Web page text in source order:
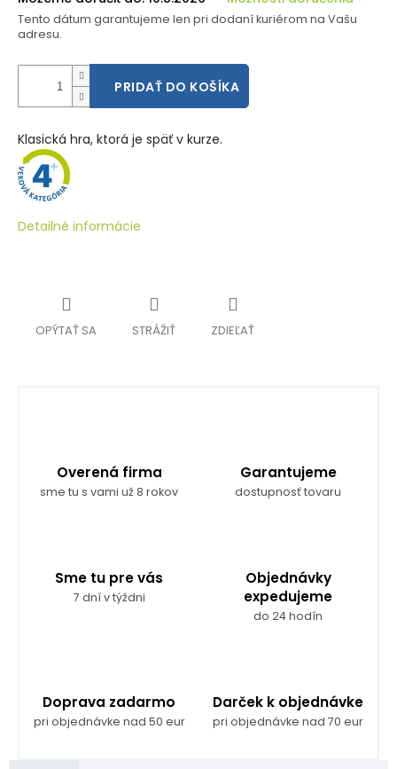
Tento dátum garantujeme len pri dodaní kuriérom na Vašu
adresu.
PRIDAŤ DO KOŠÍKA
Klasická hra, ktorá je späť v kurze.
Detailné informácie
OPÝTAŤ SA STRÁŽIŤ ZDIEĽAŤ
Overená firma
sme tu s vami už 8 rokov
Garantujeme
dostupnosť tovaru
Sme tu pre vás
7 dní v týždni
Objednávky
expedujeme
do 24 hodín
Doprava zadarmo
pri objednávke nad 50 eur
Darček k objednávke
pri objednávke nad 70 eur